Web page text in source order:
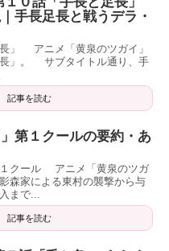
手長足長と戦うデラ・
」 アニメ「黄泉のツガイ」
」。 サブタイトル通り、手
記事を読む
」第１クールの要約・あ
１クール アニメ「黄泉のツガ
森家による東村の襲撃から与
まで...
記事を読む